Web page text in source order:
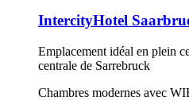
IntercityHotel
Emplacement idéal en plein
centrale de Sarrebruck
Chambres modernes avec